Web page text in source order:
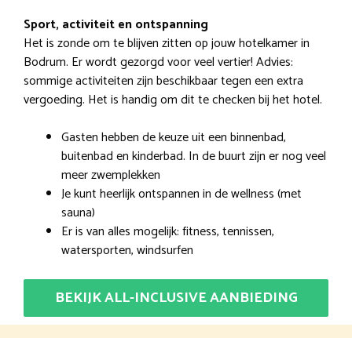
Sport, activiteit en ontspanning
Het is zonde om te blijven zitten op jouw hotelkamer in
Bodrum. Er wordt gezorgd voor veel vertier! Advies:
sommige activiteiten zijn beschikbaar tegen een extra
vergoeding. Het is handig om dit te checken bij het hotel.
Gasten hebben de keuze uit een binnenbad,
buitenbad en kinderbad. In de buurt zijn er nog veel
meer zwemplekken
Je kunt heerlijk ontspannen in de wellness (met
sauna)
Er is van alles mogelijk: fitness, tennissen,
watersporten, windsurfen
BEKIJK ALL-INCLUSIVE AANBIEDING